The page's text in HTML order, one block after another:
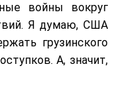
войны вокруг
Я думаю, США
грузинского
А, значит,